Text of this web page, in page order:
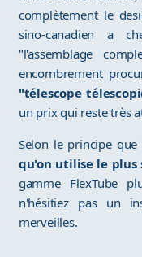
complètement le
sino-canadien a
"l'assemblage
encombrement
"télescope
un prix qui reste très
Selon le principe que
qu'on utilise le plus
gamme FlexTube
n'hésitiez pas un
merveilles.